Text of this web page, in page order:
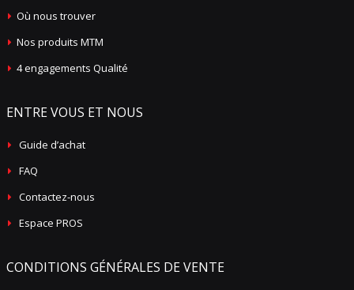
Où nous trouver
Nos produits MTM
4 engagements Qualité
ENTRE VOUS ET NOUS
Guide d’achat
FAQ
Contactez-nous
Espace PROS
CONDITIONS GÉNÉRALES DE VENTE